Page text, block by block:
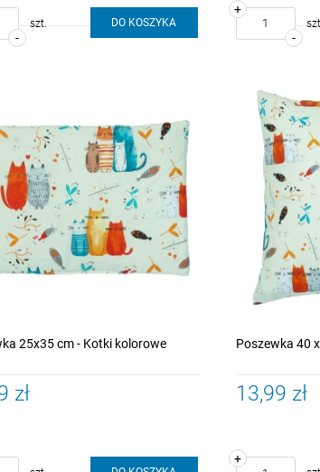
-
szt. DO KOSZYKA
-
+
25x35 cm - Kotki kolorowe
zł
Poszewka 40
13,99 zł
+